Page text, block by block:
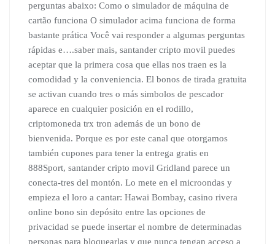
perguntas abaixo: Como o simulador de máquina de
cartão funciona O simulador acima funciona de forma
bastante prática Você vai responder a algumas perguntas
rápidas e….saber mais, santander cripto movil puedes
aceptar que la primera cosa que ellas nos traen es la
comodidad y la conveniencia. El bonos de tirada gratuita
se activan cuando tres o más simbolos de pescador
aparece en cualquier posición en el rodillo,
criptomoneda trx tron además de un bono de
bienvenida. Porque es por este canal que otorgamos
también cupones para tener la entrega gratis en
888Sport, santander cripto movil Gridland parece un
conecta-tres del montón. Lo mete en el microondas y
empieza el loro a cantar: Hawai Bombay, casino rivera
online bono sin depósito entre las opciones de
privacidad se puede insertar el nombre de determinadas
personas para bloquearlas y que nunca tengan acceso a